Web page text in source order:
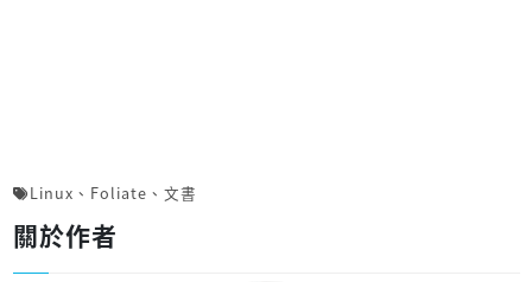
Linux 、 Foliate 、 文書
關於作者